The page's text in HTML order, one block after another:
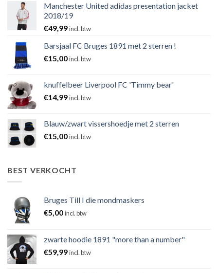
Manchester United adidas presentation jacket
2018/19
€49,99incl. btw
Barsjaal FC Bruges 1891 met 2 sterren !
€15,00incl. btw
knuffelbeer Liverpool FC 'Timmy bear'
€14,99incl. btw
Blauw/zwart vissershoedje met 2 sterren
€15,00incl. btw
BEST VERKOCHT
Bruges Till I die mondmaskers
€5,00incl. btw
zwarte hoodie 1891 "more than a number"
€59,99incl. btw